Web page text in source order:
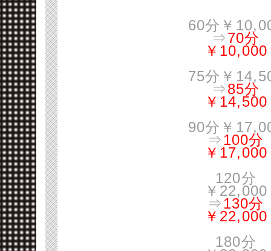
60分￥
⇒70分
￥10,000
75分￥
⇒85分
￥14,500
90分￥
⇒100分
￥17,000
120分
￥22,000
⇒130分
￥22,000
180分